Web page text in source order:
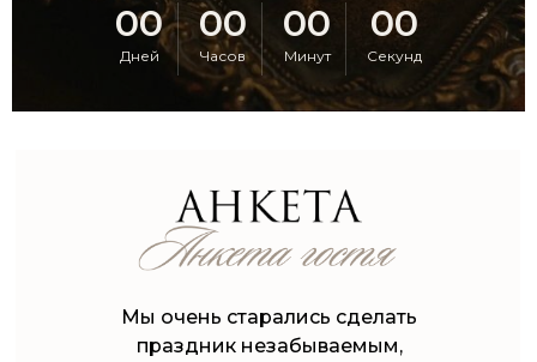
00
Дней
00
Часов
00
Минут
00
Секунд
Мы очень старались сделать
праздник незабываемым,